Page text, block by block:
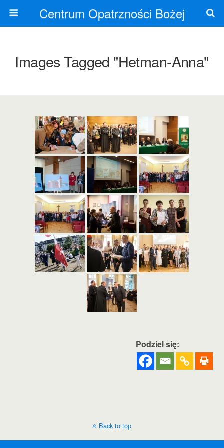
Centrum Opatrzności Bożej
Images Tagged "hetman-Anna"
Podziel się:
Back to top